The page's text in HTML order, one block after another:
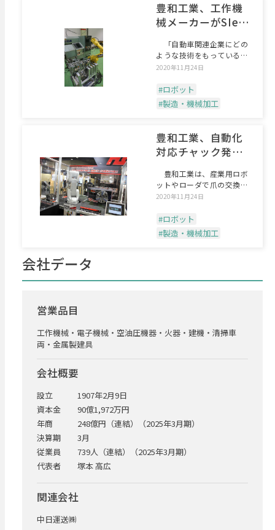
豊和工業、工作機
械メーカーがSIer
「自動車関連企業にどの
ような技術をもっている会
社かを認知されていること
2020年11月24日
#ロボット
#製造・機械加工
豊和工業、自動化
対応チャック発売
豊和工業は、産業用ロボ
ットやローダで爪の交換が
可能な自動化対応チャック
2020年11月24日
#ロボット
#製造・機械加工
会社データ
営業品目
工作機械・電子機械・空油圧機器・火器・建機・清掃車
両・金属製建具
会社概要
設立
1907年2月9日
資本金
90億1,972万円
年商
248億円（連結）（2025年3月期）
決算期
3月
従業員
739人（連結）（2025年3月期）
代表者
塚本 高広
関連会社
中日運送㈱